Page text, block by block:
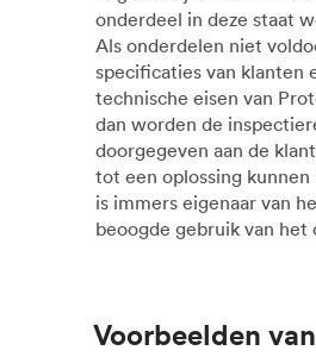
onderdeel in deze staat
Als onderdelen niet
specificaties van klanten
technische eisen van
dan worden de
doorgegeven aan de
tot een oplossing
is immers eigenaar van
beoogde gebruik van het
Voorbeelden